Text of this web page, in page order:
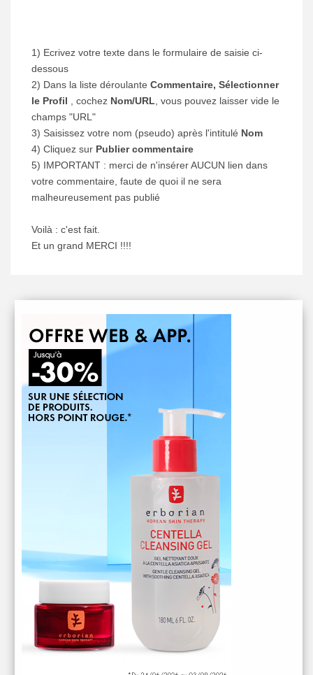
1) Ecrivez votre texte dans le formulaire de saisie ci-
dessous
2) Dans la liste déroulante Commentaire, Sélectionner
le Profil , cochez Nom/URL, vous pouvez laisser vide le
champs "URL"
3) Saisissez votre nom (pseudo) après l'intitulé Nom
4) Cliquez sur Publier commentaire
5) IMPORTANT : merci de n'insérer AUCUN lien dans
votre commentaire, faute de quoi il ne sera
malheureusement pas publié
Voilà : c'est fait.
Et un grand MERCI !!!!